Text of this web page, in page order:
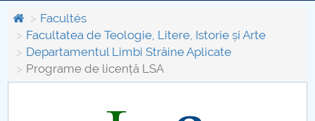
Despre Universitate
Centrul de Management al Proiectelor
Facultés
Facultatea de Teologie, Litere, Istorie și Arte
Departamentul Limbi Străine Aplicate
Programe de licență LSA